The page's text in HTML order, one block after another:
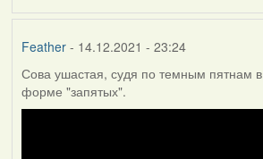
Feather- 14.12.2021 - 23:24
Сова ушастая, судя по темным пятнам в
форме "запятых".